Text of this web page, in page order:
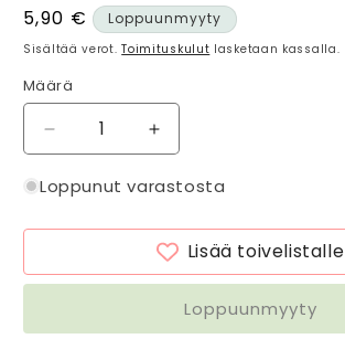
Normaalihinta
5,90 € Loppuunmyyty
Sisältää verot.Toimituskulut lasketaan kassalla.
Määrä
Määrä
Vähennä
tuotteen
Kasvitaulu
18
24
Lisää
tuotteen
Kasvitaulu
18
x
24
määrää
Loppunut varastosta
Lisää toivelistalle
Loppuunmyyty